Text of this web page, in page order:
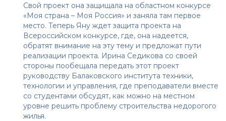
Свой проект она защищала на областном конкурсе
«Моя страна – Моя Россия» и заняла там первое
место. Теперь Яну ждет защита проекта на
Всероссийском конкурсе, где, она надеется,
обратят внимание на эту тему и предложат пути
реализации проекта. Ирина Седикова со своей
стороны пообещала передать этот проект
руководству Балаковского института техники,
технологии и управления, где преподаватели вместе
со студентами обсудят, как можно на местном
уровне решить проблему строительства недорогого
жилья.